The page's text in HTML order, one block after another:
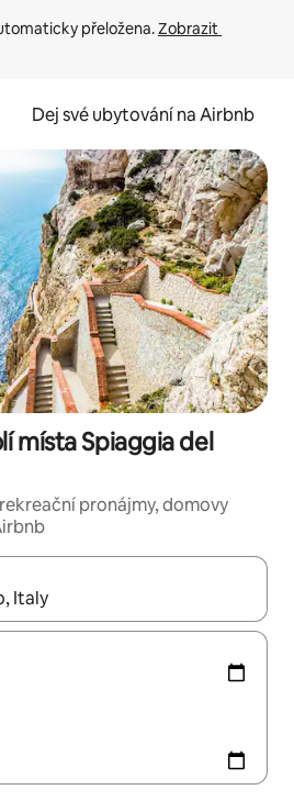
přeložena. Zobrazit
Dej své ubytování na Airbnb
místa Spiaggia del
pronájmy, domovy
můžeš si je procházet pomocí